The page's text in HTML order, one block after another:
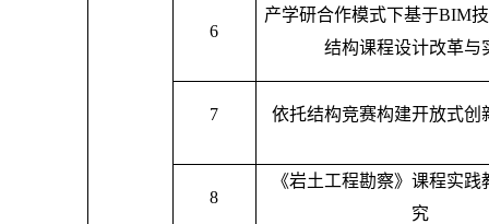
6
产学研合作模式下基于BIM
结构课程设计改革与
7 依托结构竞赛构建开放式创
8
《岩土工程勘察》课程实践
究